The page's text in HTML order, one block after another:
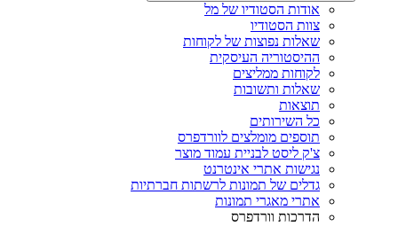
אודות הסטודיו של מל
צוות הסטודיו
שאלות נפוצות של לקוחות
ההיסטוריה העיסקית
לקוחות ממליצים
שאלות ותשובות
תוצאות
כל השירותים
תוספים מומלצים לוורדפרס
צ'ק ליסט לבניית עמוד מוצר
נגישות אתרי אינטרנט
גדלים של תמונות לרשתות חברתיות
אתרי מאגרי תמונות
הדרכות וורדפרס